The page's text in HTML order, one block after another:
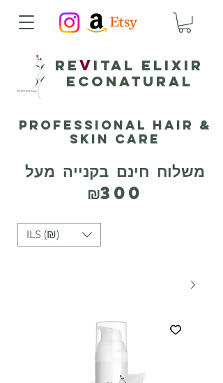
Re v ital elixir
ECONATURAL
ILS (₪)
Professional Hair &
Skin Care
משלוח חינם בקנייה מעל
₪300